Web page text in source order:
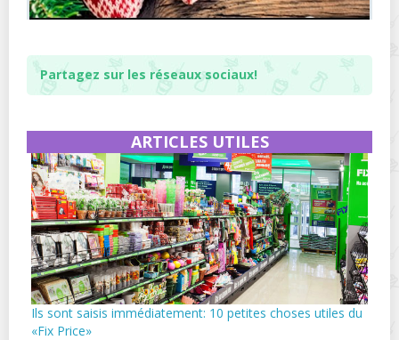
Partagez sur les réseaux sociaux!
ARTICLES UTILES
Ils sont saisis immédiatement: 10 petites choses utiles du
«Fix Price»